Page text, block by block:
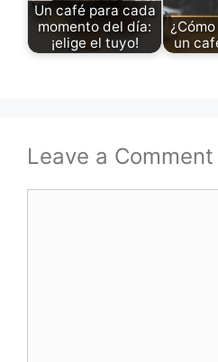
Un café para cada
momento del día:
¡elige el tuyo!
un
Leave a Comment